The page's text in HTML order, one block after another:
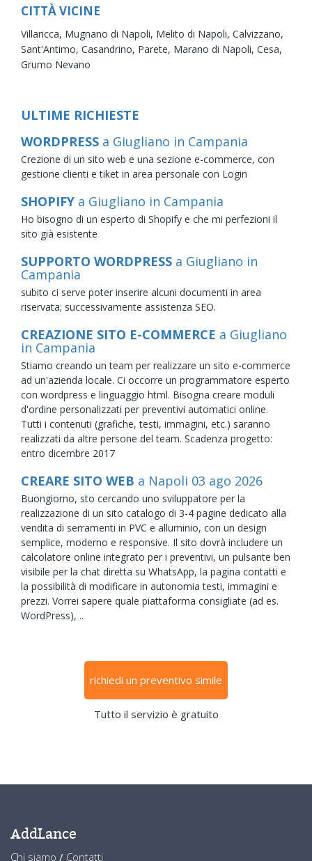
CITTÀ VICINE
Villaricca, Mugnano di Napoli, Melito di Napoli, Calvizzano,
Sant'Antimo, Casandrino, Parete, Marano di Napoli, Cesa,
Grumo Nevano
ULTIME RICHIESTE
WORDPRESS a Giugliano in Campania
Crezione di un sito web e una sezione e-commerce, con
gestione clienti e tiket in area personale con Login
SHOPIFY a Giugliano in Campania
Ho bisogno di un esperto di Shopify e che mi perfezioni il
sito già esistente
SUPPORTO WORDPRESS a Giugliano in
Campania
subito ci serve poter inserire alcuni documenti in area
riservata; successivamente assistenza SEO.
CREAZIONE SITO E-COMMERCE a Giugliano
in Campania
Stiamo creando un team per realizzare un sito e-commerce
ad un'azienda locale. Ci occorre un programmatore esperto
con wordpress e linguaggio html. Bisogna creare moduli
d'ordine personalizzati per preventivi automatici online.
Tutti i contenuti (grafiche, testi, immagini, etc.) saranno
realizzati da altre persone del team. Scadenza progetto:
entro dicembre 2017
CREARE SITO WEB a Napoli 03 ago 2026
Buongiorno, sto cercando uno sviluppatore per la
realizzazione di un sito catalogo di 3-4 pagine dedicato alla
vendita di serramenti in PVC e alluminio, con un design
semplice, moderno e responsive. Il sito dovrà includere un
calcolatore online integrato per i preventivi, un pulsante ben
visibile per la chat diretta su WhatsApp, la pagina contatti e
la possibilità di modificare in autonomia testi, immagini e
prezzi. Vorrei sapere quale piattaforma consigliate (ad es.
WordPress), ..
richiedi un preventivo simile
Tutto il servizio è gratuito
AddLance
Chi siamo / Contatti